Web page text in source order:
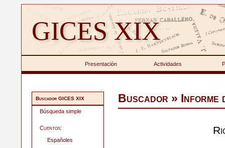
GICES XIX
Presentación Actividades
Buscador GICES XIX
Búsqueda simple
Cuentos:
Españoles
Buscador »